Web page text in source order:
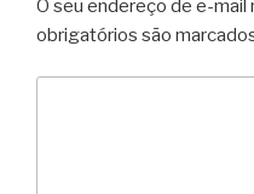
O seu endereço de e-mail
obrigatórios são